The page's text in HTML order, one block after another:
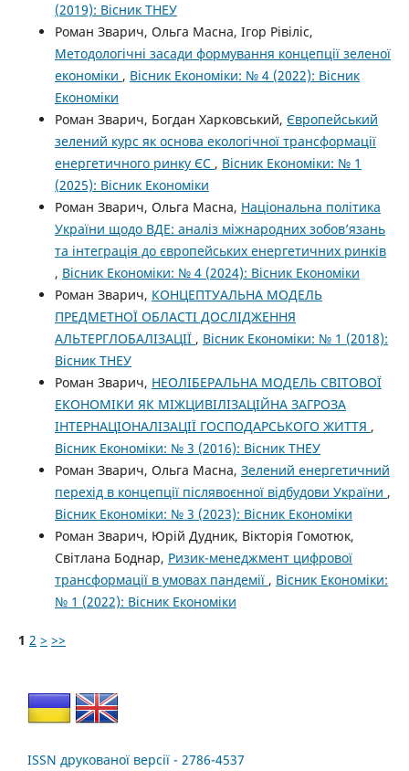
(2019): Вісник ТНЕУ
Роман Зварич, Ольга Масна, Ігор Рівіліс,
Методологічні засади формування концепції зеленої
економіки , Вісник Економіки: № 4 (2022): Вісник
Економіки
Роман Зварич, Богдан Харковський, Європейський
зелений курс як основа екологічної трансформації
енергетичного ринку ЄС , Вісник Економіки: № 1
(2025): Вісник Економіки
Роман Зварич, Ольга Масна, Національна політика
України щодо ВДЕ: аналіз міжнародних зобов’язань
та інтеграція до європейських енергетичних ринків
, Вісник Економіки: № 4 (2024): Вісник Економіки
Роман Зварич, КОНЦЕПТУАЛЬНА МОДЕЛЬ
ПРЕДМЕТНОЇ ОБЛАСТІ ДОСЛІДЖЕННЯ
АЛЬТЕРГЛОБАЛІЗАЦІЇ , Вісник Економіки: № 1 (2018):
Вісник ТНЕУ
Роман Зварич, НЕОЛІБЕРАЛЬНА МОДЕЛЬ СВІТОВОЇ
ЕКОНОМІКИ ЯК МІЖЦИВІЛІЗАЦІЙНА ЗАГРОЗА
ІНТЕРНАЦІОНАЛІЗАЦІЇ ГОСПОДАРСЬКОГО ЖИТТЯ ,
Вісник Економіки: № 3 (2016): Вісник ТНЕУ
Роман Зварич, Ольга Масна, Зелений енергетичний
перехід в концепції післявоєнної відбудови України ,
Вісник Економіки: № 3 (2023): Вісник Економіки
Роман Зварич, Юрій Дудник, Вікторія Гомотюк,
Світлана Боднар, Ризик-менеджмент цифрової
трансформації в умовах пандемії , Вісник Економіки:
№ 1 (2022): Вісник Економіки
1 2 > >>
ISSN друкованої версії - 2786-4537